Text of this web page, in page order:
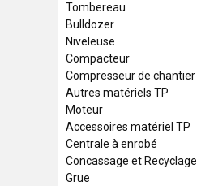
Tombereau
Bulldozer
Niveleuse
Compacteur
Compresseur de chantier
Autres matériels TP
Moteur
Accessoires matériel TP
Centrale à enrobé
Concassage et Recyclage
Grue